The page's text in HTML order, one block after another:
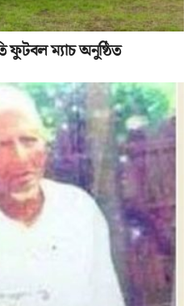
ফুটবল ম্যাচ অনুষ্ঠিত